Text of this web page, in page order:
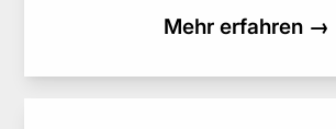
Mehr erfahren →